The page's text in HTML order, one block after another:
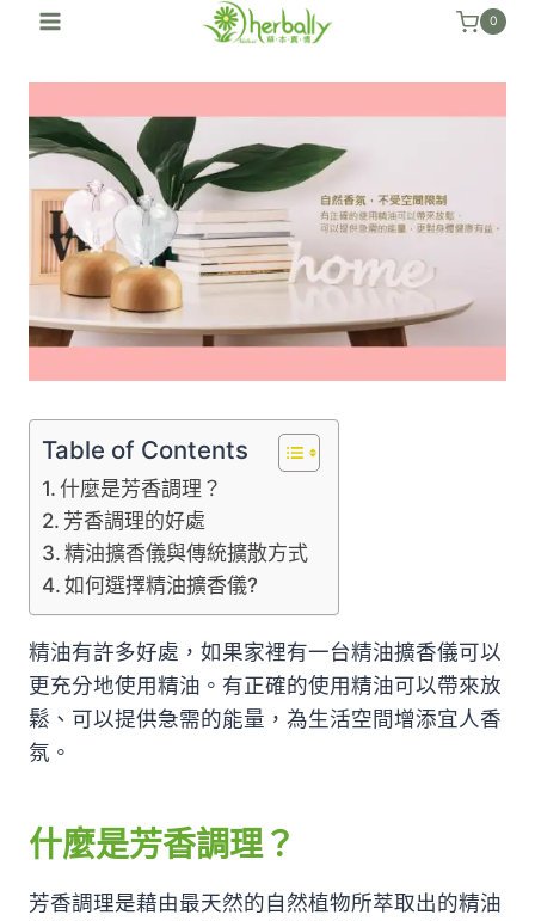
0
Table of Contents
什麼是芳香調理？
芳香調理的好處
精油擴香儀與傳統擴散方式
如何選擇精油擴香儀?
精油有許多好處，如果家裡有一台精油擴香儀可以
更充分地使用精油。有正確的使用精油可以帶來放
鬆、可以提供急需的能量，為生活空間增添宜人香
氛。
什麼是芳香調理？
芳香調理是藉由最天然的自然植物所萃取出的精油